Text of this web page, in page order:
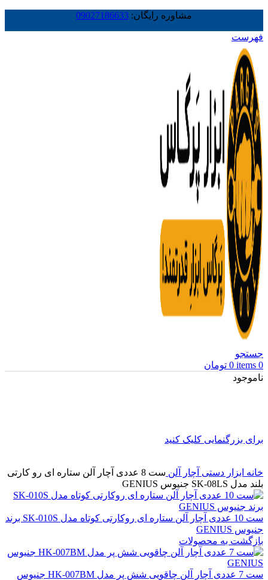
مشاوره رایگان: 09027186633
فهرست
جستجو
0
items
0 تومان
ناموجود
برای بزرگنمایی کلیک کنید
خانه ابزار دستی آچار آلن
ست 8 عددی آچار آلن ستاره ای رو کارتی
بلند مدل SK-08LS جنیوس GENIUS
ست 10 عددی آچار آلن ستاره ای روکارتی کوتاه مدل SK-010S برند
جنیوس GENIUS
بازگشت به محصولات
ست 7 عددی آچار آلن چاقویی شش پر مدل HK-007BM جنیوس